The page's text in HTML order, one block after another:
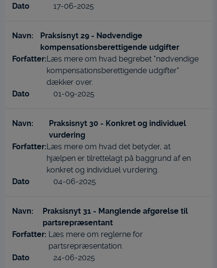
17-06-2025
Praksisnyt 29 - Nødvendige
kompensationsberettigende udgifter
Læs mere om hvad begrebet "nødvendige
kompensationsberettigende udgifter"
dækker over.
01-09-2025
Praksisnyt 30 - Konkret og individuel
vurdering
Læs mere om hvad det betyder, at
hjælpen er tilrettelagt på baggrund af en
konkret og individuel vurdering.
04-06-2025
Praksisnyt 31 - Manglende afgørelse til
partsrepræsentant
Læs mere om reglerne for
partsrepræsentation.
24-06-2025